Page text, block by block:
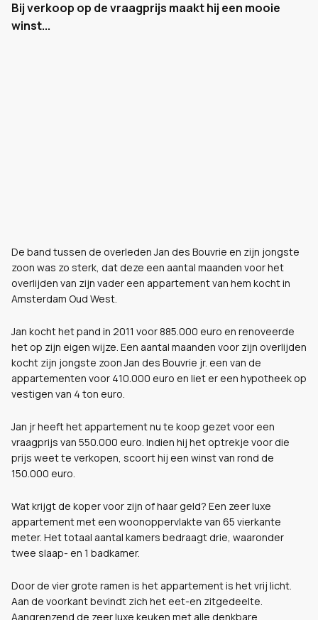
Bij verkoop op de vraagprijs maakt hij een mooie
winst...
De band tussen de overleden Jan des Bouvrie en zijn jongste
zoon was zo sterk, dat deze een aantal maanden voor het
overlijden van zijn vader een appartement van hem kocht in
Amsterdam Oud West.
Jan kocht het pand in 2011 voor 885.000 euro en renoveerde
het op zijn eigen wijze. Een aantal maanden voor zijn overlijden
kocht zijn jongste zoon Jan des Bouvrie jr. een van de
appartementen voor 410.000 euro en liet er een hypotheek op
vestigen van 4 ton euro.
Jan jr heeft het appartement nu te koop gezet voor een
vraagprijs van 550.000 euro. Indien hij het optrekje voor die
prijs weet te verkopen, scoort hij een winst van rond de
150.000 euro.
Wat krijgt de koper voor zijn of haar geld? Een zeer luxe
appartement met een woonoppervlakte van 65 vierkante
meter. Het totaal aantal kamers bedraagt drie, waaronder
twee slaap- en 1 badkamer.
Door de vier grote ramen is het appartement is het vrij licht.
Aan de voorkant bevindt zich het eet-en zitgedeelte.
Aangrenzend de zeer luxe keuken met alle denkbare